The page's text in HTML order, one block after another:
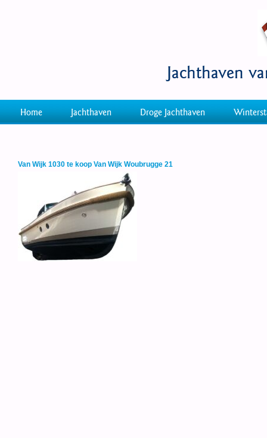
Jachthaven
Home Jachthaven Droge Jachthaven
Van Wijk 1030 te koop Van Wijk Woubrugge 21